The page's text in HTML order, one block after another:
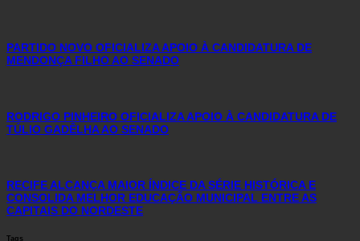
PARTIDO NOVO OFICIALIZA APOIO À CANDIDATURA DE
MENDONÇA FILHO AO SENADO
RODRIGO PINHEIRO OFICIALIZA APOIO À CANDIDATURA DE
TÚLIO GADÊLHA AO SENADO
RECIFE ALCANÇA MAIOR ÍNDICE DA SÉRIE HISTÓRICA E
CONSOLIDA MELHOR EDUCAÇÃO MUNICIPAL ENTRE AS
CAPITAIS DO NORDESTE
Tags